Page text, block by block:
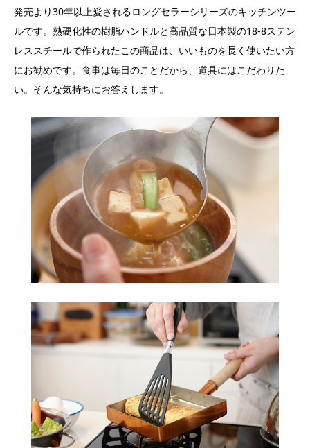
発売より30年以上愛されるロングセラーシリーズのキッチンツー
ルです。熱硬化性の樹脂ハンドルと高品質な日本製の18-8ステン
レススチールで作られたこの商品は、いいものを長く使いたい方
にお勧めです。食事は毎日のことだから、道具にはこだわりた
い。そんな気持ちにお答えします。